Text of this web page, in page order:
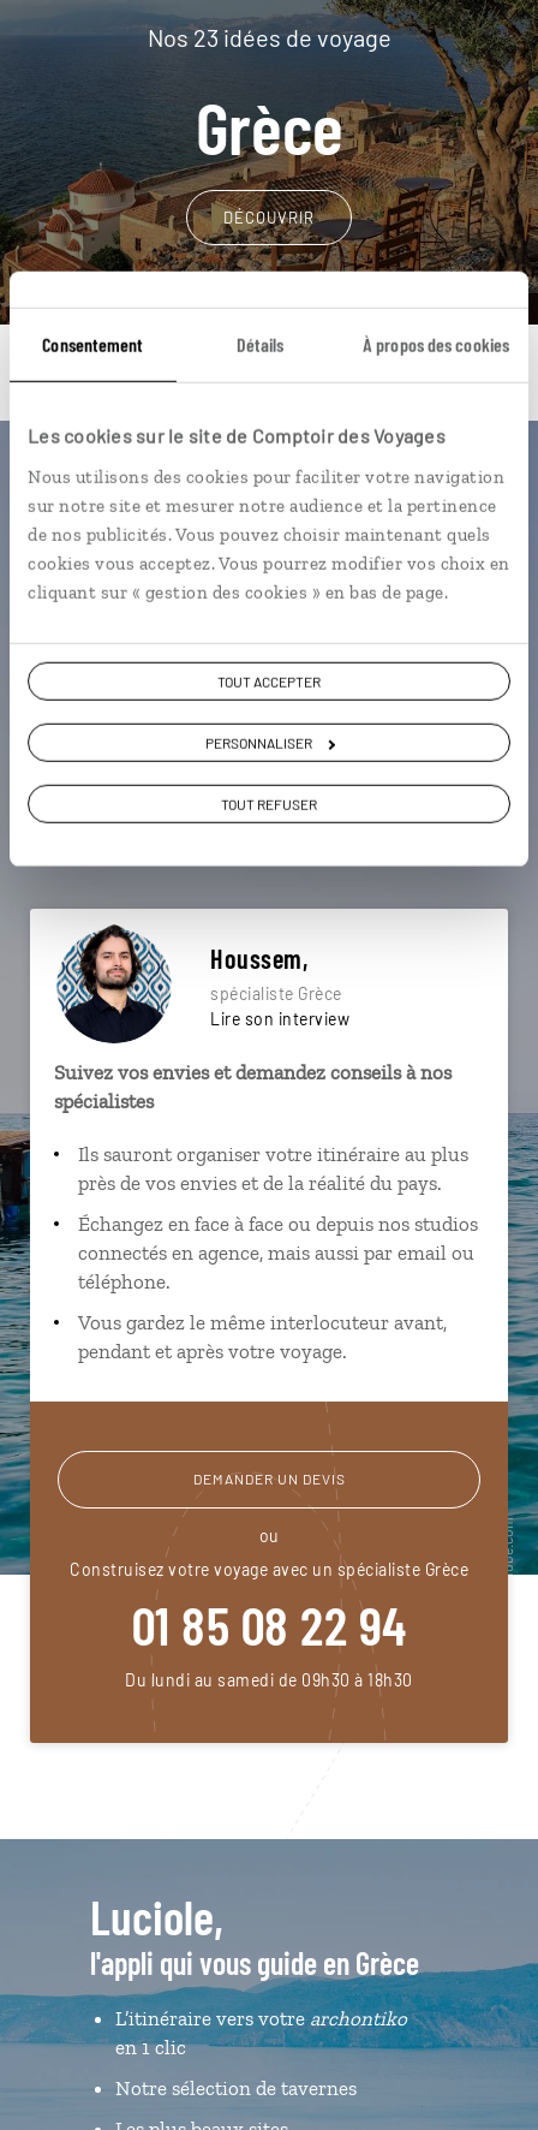
Consentement Détails À propos des cookies
Les cookies sur le site de Comptoir des Voyages
Nous utilisons des cookies pour faciliter votre navigation
sur notre site et mesurer notre audience et la pertinence
de nos publicités. Vous pouvez choisir maintenant quels
cookies vous acceptez. Vous pourrez modifier vos choix en
cliquant sur « gestion des cookies » en bas de page.
TOUT ACCEPTER
PERSONNALISER
TOUT REFUSER
Nos 23 idées de voyage
Grèce
DÉCOUVRIR
Une envie de voyage
particulière ?
Akrotiri - Santorin Axos - Crète Eleftherna - Crète
Agios Nikolaos - Crète Elounda - Crète
Forts vénitiens Arrière-pays crétois
Houssem,
spécialiste Grèce
Lire son interview
Suivez vos envies et demandez conseils à nos
spécialistes
Ils sauront organiser votre itinéraire au plus
près de vos envies et de la réalité du pays.
Échangez en face à face ou depuis nos studios
connectés en agence, mais aussi par email ou
téléphone.
Vous gardez le même interlocuteur avant,
pendant et après votre voyage.
DEMANDER UN DEVIS
ou
Construisez votre voyage avec un spécialiste Grèce
01 85 08 22 94
Du lundi au samedi de 09h30 à 18h30
Luciole,
l'appli qui vous guide en Grèce
L’itinéraire vers votre archontiko
en 1 clic
Notre sélection de tavernes